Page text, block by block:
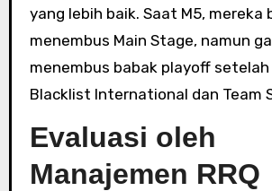
yang lebih baik. Saat M5, mereka
menembus Main Stage, namun
menembus babak playoff setelah
Blacklist International dan Team
Evaluasi oleh
Manajemen RRQ